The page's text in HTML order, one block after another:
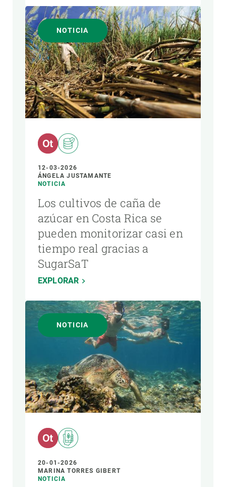
NOTICIA
12-03-2026
ÁNGELA JUSTAMANTE
NOTICIA
Los cultivos de caña de
azúcar en Costa Rica se
pueden monitorizar casi en
tiempo real gracias a
SugarSaT
EXPLORAR
NOTICIA
20-01-2026
MARINA TORRES GIBERT
NOTICIA